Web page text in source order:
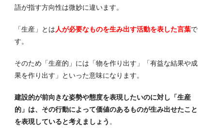
語が指す方向性は微妙に違います。
「生産」とは人が必要なものを生み出す活動を表した言葉で
す。
そのため「生産的」には「物を作り出す」「有益な結果や成
果を作り出す」といった意味になります。
建設的が前向きな姿勢や態度を表現したいのに対し「生産
的」は、その行動によって価値のあるものが生み出せたこと
を表現していると考えましょう 。